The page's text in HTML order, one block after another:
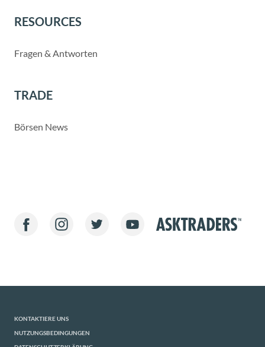
RESOURCES
Fragen & Antworten
TRADE
Börsen News
KONTAKTIERE UNS
NUTZUNGSBEDINGUNGEN